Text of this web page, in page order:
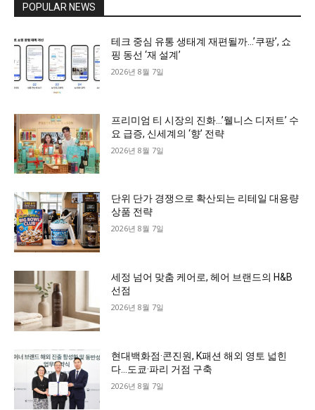
POPULAR NEWS
테크 중심 유통 생태계 재편될까…’쿠팡’, 쇼
핑 동선 ‘재 설계’
2026년 8월 7일
프리미엄 티 시장의 진화…’웰니스 디저트’ 수
요 급증, 신세계의 ‘향’ 전략
2026년 8월 7일
단위 단가 경쟁으로 확산되는 리테일 대용량
상품 전략
2026년 8월 7일
세정 넘어 맞춤 케어로, 헤어 브랜드의 H&B
선점
2026년 8월 7일
현대백화점·콘진원, K패션 해외 영토 넓힌
다…도쿄·파리 거점 구축
2026년 8월 7일